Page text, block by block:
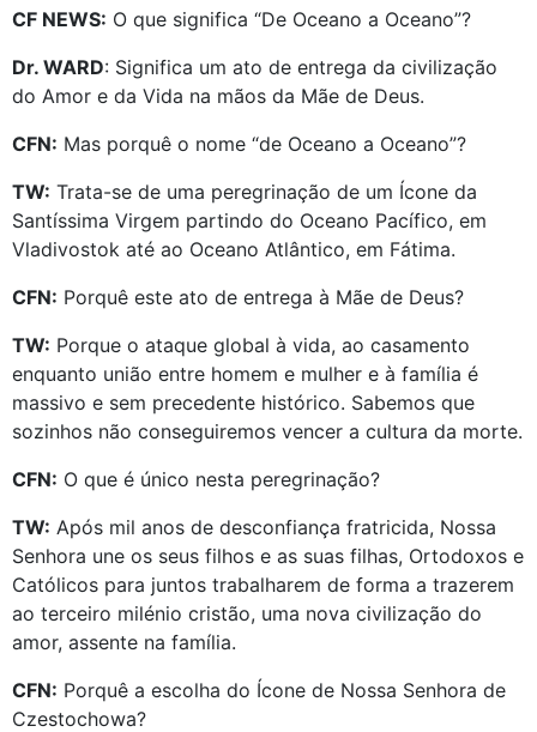
CF NEWS: O que significa “De Oceano a Oceano”?
Dr. WARD: Significa um ato de entrega da civilização
do Amor e da Vida na mãos da Mãe de Deus.
CFN: Mas porquê o nome “de Oceano a Oceano”?
TW: Trata-se de uma peregrinação de um Ícone da
Santíssima Virgem partindo do Oceano Pacífico, em
Vladivostok até ao Oceano Atlântico, em Fátima.
CFN: Porquê este ato de entrega à Mãe de Deus?
TW: Porque o ataque global à vida, ao casamento
enquanto união entre homem e mulher e à família é
massivo e sem precedente histórico. Sabemos que
sozinhos não conseguiremos vencer a cultura da morte.
CFN: O que é único nesta peregrinação?
TW: Após mil anos de desconfiança fratricida, Nossa
Senhora une os seus filhos e as suas filhas, Ortodoxos e
Católicos para juntos trabalharem de forma a trazerem
ao terceiro milénio cristão, uma nova civilização do
amor, assente na família.
CFN: Porquê a escolha do Ícone de Nossa Senhora de
Czestochowa?